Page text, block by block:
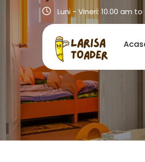
Luni - Vineri: 10.00 am